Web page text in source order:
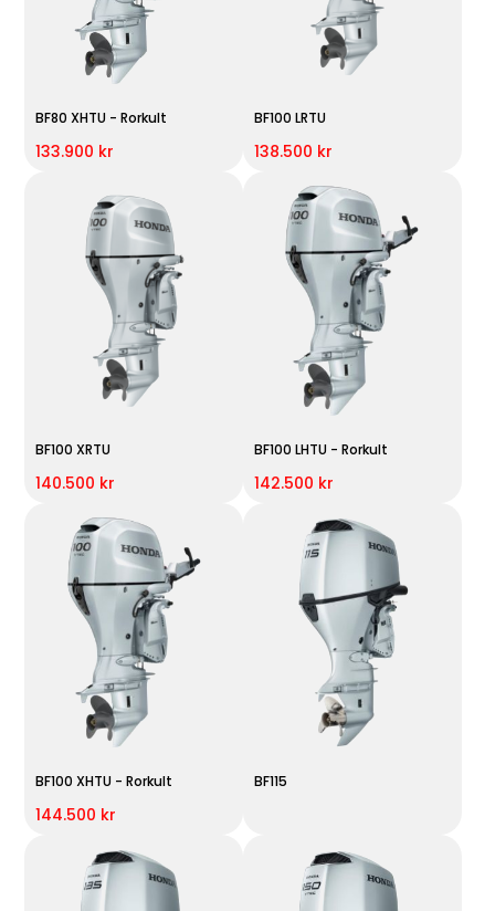
BF80 XHTU - Rorkult
133.900 kr
BF100 LRTU
138.500 kr
BF100 XRTU
140.500 kr
BF100 LHTU - Rorkult
142.500 kr
BF100 XHTU - Rorkult
144.500 kr
BF115